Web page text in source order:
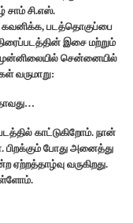
சாம் சி.எஸ்.
கவனிக்க, படத்தொகுப்பை
இசை மற்றும்
முன்னிலையில் சென்னையில்
வருமாறு:
காட்டுகிறோம். நான்
பிறக்கும் போது அனைத்து
ஏற்றத்தாழ்வு வருகிறது.